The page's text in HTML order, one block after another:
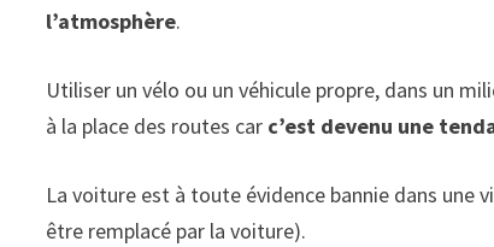
l’atmosphère.
Utiliser un vélo ou un véhicule propre, dans un
à la place des routes car c’est devenu une
La voiture est à toute évidence bannie dans une
être remplacé par la voiture).